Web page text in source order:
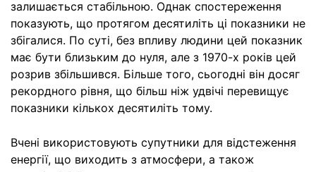
залишається стабільною. Однак спостереження
показують, що протягом десятиліть ці показники не
збігалися. По суті, без впливу людини цей показник
має бути близьким до нуля, але з 1970-х років цей
розрив збільшився. Більше того, сьогодні він досяг
рекордного рівня, що більш ніж удвічі перевищує
показники кількох десятиліть тому.
Вчені використовують супутники для відстеження
енергії, що виходить з атмосфери, а також